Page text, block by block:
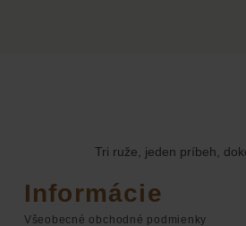
Tri ruže, jeden príbeh,
Informácie
Všeobecné obchodné podmienky